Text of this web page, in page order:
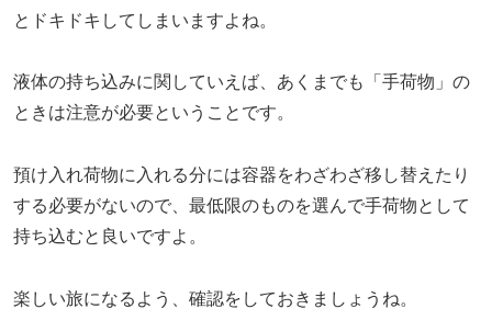
とドキドキしてしまいますよね。
液体の持ち込みに関していえば、あくまでも「手荷物」の
ときは注意が必要ということです。
預け入れ荷物に入れる分には容器をわざわざ移し替えたり
する必要がないので、最低限のものを選んで手荷物として
持ち込むと良いですよ。
楽しい旅になるよう、確認をしておきましょうね。